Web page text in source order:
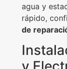
agua y
rápido,
de